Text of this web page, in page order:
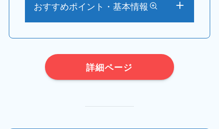
おすすめポイント・基本情報
詳細ページ